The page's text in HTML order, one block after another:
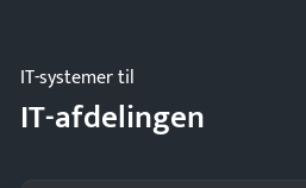
IT-systemer til
IT-afdelingen